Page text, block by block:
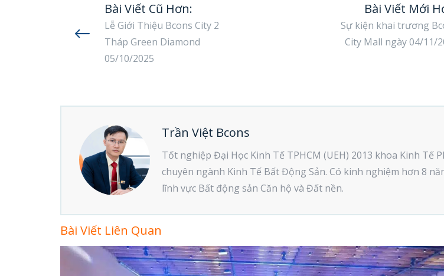
Bài Viết Cũ Hơn:
Lễ Giới Thiệu Bcons City 2
Tháp Green Diamond
05/10/2025
Bài Viết Mới
Sự kiện khai trương
City Mall ngày 04/11/
Trần Việt Bcons
Tốt nghiệp Đại Học Kinh Tế TPHCM (UEH) 2013 khoa Kinh Tế
chuyên ngành Kinh Tế Bất Động Sản. Có kinh nghiệm hơn 8
lĩnh vực Bất động sản Căn hộ và Đất nền.
Bài Viết Liên Quan